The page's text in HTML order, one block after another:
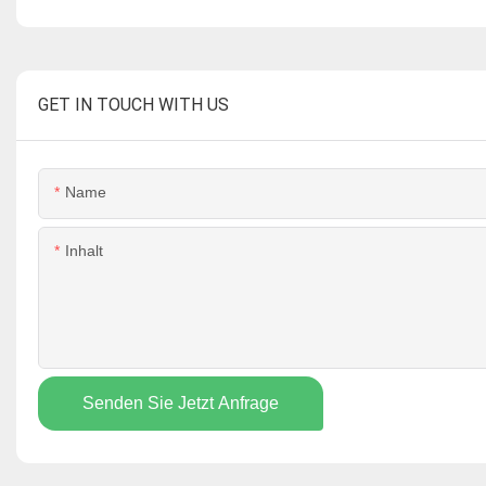
GET IN TOUCH WITH US
Name
Inhalt
Senden Sie Jetzt Anfrage